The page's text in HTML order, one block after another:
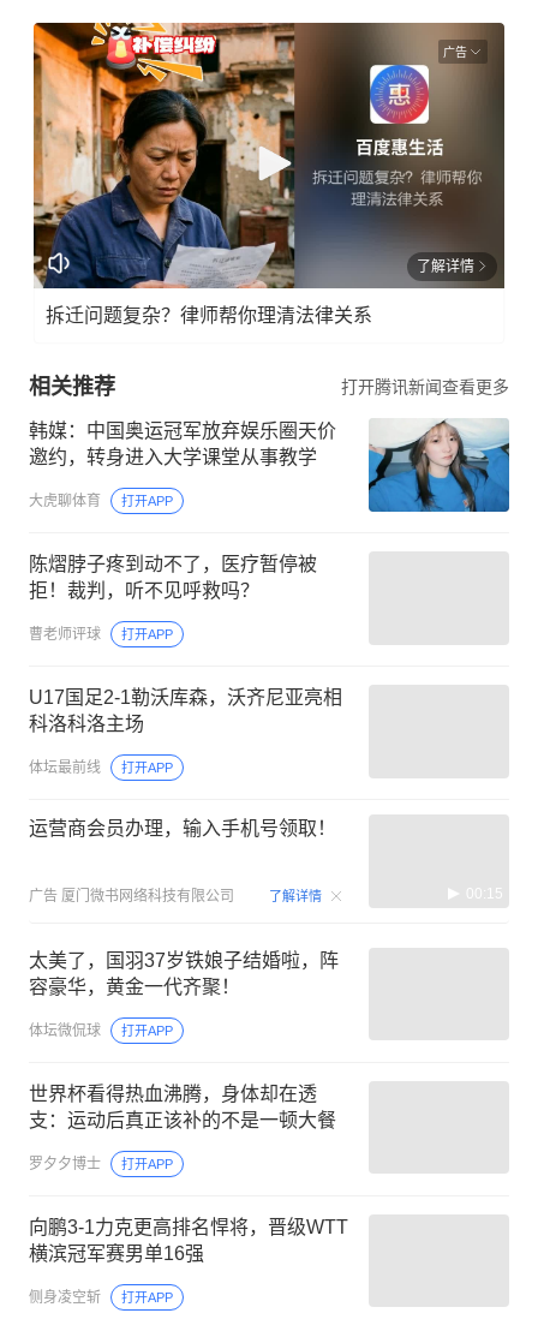
广告
了解详情
拆迁问题复杂？律师帮你理清法律关系
相关推荐 打开腾讯新闻查看更多
韩媒：中国奥运冠军放弃娱乐圈天价
邀约，转身进入大学课堂从事教学
大虎聊体育 打开APP
陈熠脖子疼到动不了，医疗暂停被
拒！裁判，听不见呼救吗？
曹老师评球 打开APP
U17国足2-1勒沃库森，沃齐尼亚亮相
科洛科洛主场
体坛最前线 打开APP
运营商会员办理，输入手机号领取！
广告 厦门微书网络科技有限公司 了解详情 00:15
太美了，国羽37岁铁娘子结婚啦，阵
容豪华，黄金一代齐聚！
体坛微侃球 打开APP
世界杯看得热血沸腾，身体却在透
支：运动后真正该补的不是一顿大餐
罗夕夕博士 打开APP
向鹏3-1力克更高排名悍将，晋级WTT
横滨冠军赛男单16强
侧身凌空斩 打开APP